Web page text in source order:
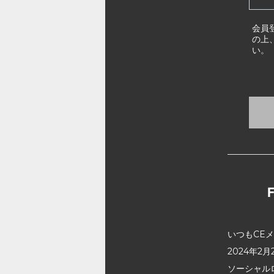
会員
の上
い。
いつもCE
2024年2月
ソーシャ